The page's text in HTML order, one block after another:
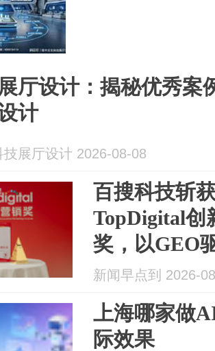
厅设计：揭秘优秀案
计
技展厅设计 2026-08-08
百搜科技斩
TopDigital创
奖，以GEO
新闻早点到 2026-
上海哪家做
际效果